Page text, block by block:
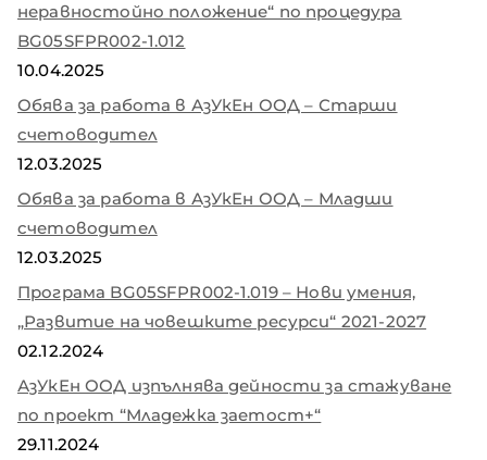
неравностойно положение“ по процедура
BG05SFPR002-1.012
10.04.2025
Обява за работа в АзУкЕн ООД – Старши
счетоводител
12.03.2025
Обява за работа в АзУкЕн ООД – Младши
счетоводител
12.03.2025
Програма BG05SFPR002-1.019 – Нови умения,
„Развитие на човешките ресурси“ 2021-2027
02.12.2024
АзУкЕн ООД изпълнява дейности за стажуване
по проект “Младежка заетост+“
29.11.2024